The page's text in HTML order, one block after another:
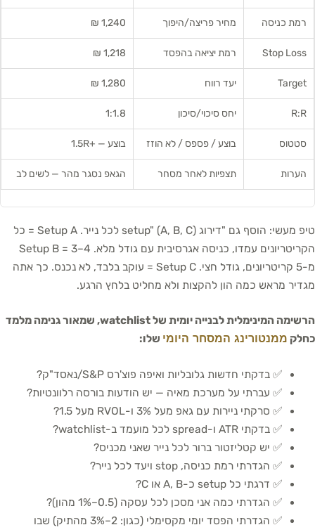
רמת כניסה מחיר פריצה/היפוך 1,240 ₪
Stop Loss רמת יציאה בהפסד 1,218 ₪
Target יעד רווח 1,280 ₪
R:R יחס סיכוי/סיכון 1:1.8
סטטוס בוצע / פספס / לא הוזז בוצע — +1.5R
הערות תצפיות לאחר מסחר הגאפ נסגר מהר — לשים לב
טיפ מעשי: הוסף גם "דירוג setup" (A, B, C) לכל נייר. Setup A = כל
הקריטריונים עמדו, כניסה אגרסיבית עם גודל מלא. Setup B = 3–4
מ-5 קריטריונים, גודל חצי. Setup C = עוקב בלבד, לא נכנס. כך אתה
מגדיר מראש כמה הון להקצות ולא מחליט בלחץ הרגע.
הרשימה המינימלית לבנייה יומית של watchlist, שמאור גנימה מלמד
כחלק ממנטורינג המסחר היומי שלו:
✅ בדקתי חדשות גלובליות ואיפה פוצ'רס S&P/נאסד"ק?
✅ עברתי על מערכת מאיה — יש הודעות בורסה רלוונטיות?
✅ סרקתי ניירות עם גאפ מעל 3% ו-RVOL מעל 1.5?
✅ בדקתי ATR ו-spread לכל מועמד ב-watchlist?
✅ יש קטליזטור ברור לכל נייר שאני מכניס?
✅ הגדרתי רמת כניסה, stop ויעד לכל נייר?
✅ דרגתי כל setup כ-A, B או C?
✅ הגדרתי כמה אני מסכן לכל עסקה (0.5–1% מהון)?
✅ הגדרתי הפסד יומי מקסימלי (כגון: 2–3% מהתיק) שבו